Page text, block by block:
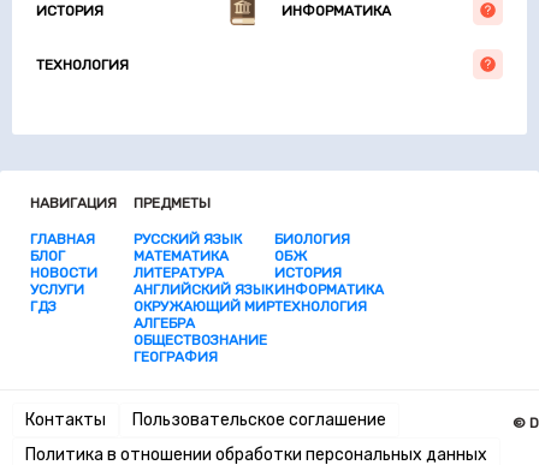
ИСТОРИЯ ИНФОРМАТИКА
ТЕХНОЛОГИЯ
НАВИГАЦИЯ
ГЛАВНАЯ
БЛОГ
НОВОСТИ
УСЛУГИ
ГДЗ
ПРЕДМЕТЫ
РУССКИЙ ЯЗЫК
МАТЕМАТИКА
ЛИТЕРАТУРА
АНГЛИЙСКИЙ ЯЗЫК
ОКРУЖАЮЩИЙ МИР
АЛГЕБРА
ОБЩЕСТВОЗНАНИЕ
ГЕОГРАФИЯ
БИОЛОГИЯ
ОБЖ
ИСТОРИЯ
ИНФОРМАТИКА
ТЕХНОЛОГИЯ
Контакты
Пользовательское соглашение
Политика в отношении обработки персональных данных
©